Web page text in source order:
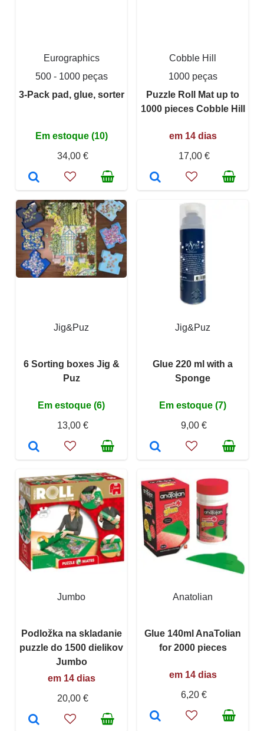
Eurographics
500 - 1000 peças
3-Pack pad, glue, sorter
Em estoque (10)
34,00 €
Cobble Hill
1000 peças
Puzzle Roll Mat up to
1000 pieces Cobble Hill
em 14 dias
17,00 €
Jig&Puz
6 Sorting boxes Jig &
Puz
Em estoque (6)
13,00 €
Jig&Puz
Glue 220 ml with a
Sponge
Em estoque (7)
9,00 €
Jumbo
Podložka na skladanie
puzzle do 1500 dielikov
Jumbo
em 14 dias
20,00 €
Anatolian
Glue 140ml AnaTolian
for 2000 pieces
em 14 dias
6,20 €